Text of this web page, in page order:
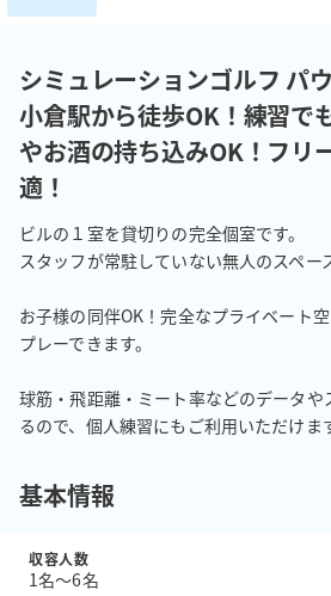
シミュレーションゴルフ パ
小倉駅から徒歩OK！練習で
やお酒の持ち込みOK！フリ
適！
ビルの１室を貸切りの完全個室です。
スタッフが常駐していない無人のスペー
お子様の同伴OK！完全なプライベート
プレーできます。
球筋・飛距離・ミート率などのデータや
るので、個人練習にもご利用いただけま
基本情報
収容人数
1名〜6名